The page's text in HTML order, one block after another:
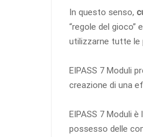
In questo senso,
“regole del gioco”
utilizzarne tutte le
EIPASS 7 Moduli
creazione di una
EIPASS 7 Moduli è
possesso delle